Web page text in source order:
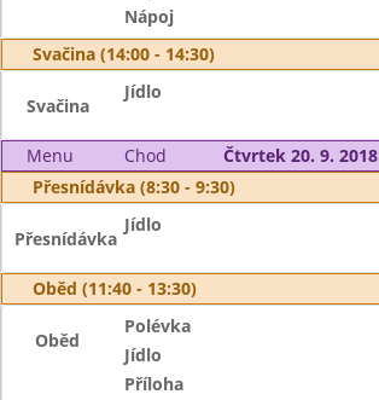
Nápoj
Svačina (14:00 - 14:30)
Svačina
Jídlo
Menu Chod
Čtvrtek 20. 9. 2018
Přesnídávka (8:30 - 9:30)
Přesnídávka
Jídlo
Oběd (11:40 - 13:30)
Oběd
Polévka
Jídlo
Příloha